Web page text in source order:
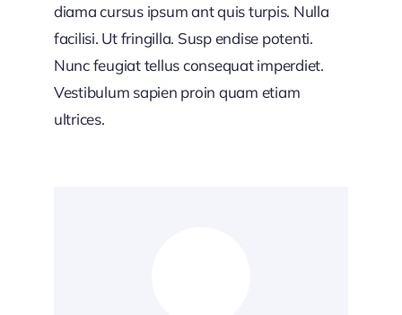
diama cursus ipsum ant quis turpis. Nulla
facilisi. Ut fringilla. Susp endise potenti.
Nunc feugiat tellus consequat imperdiet.
Vestibulum sapien proin quam etiam
ultrices.